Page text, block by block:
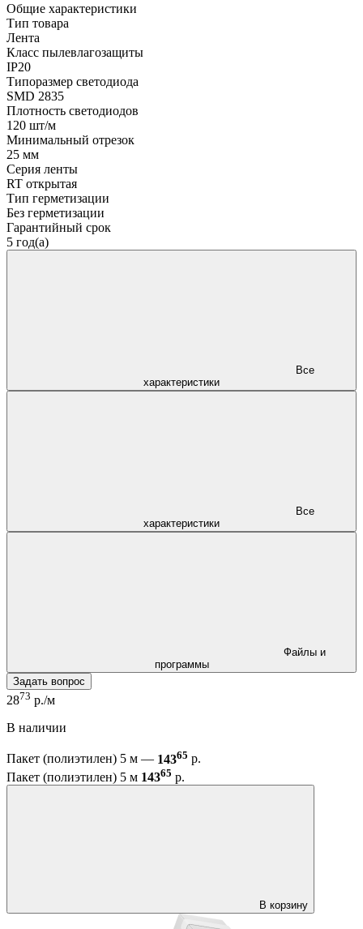
Общие характеристики
Тип товара
Лента
Класс пылевлагозащиты
IP20
Типоразмер светодиода
SMD 2835
Плотность светодиодов
120 шт/м
Минимальный отрезок
25 мм
Серия ленты
RT открытая
Тип герметизации
Без герметизации
Гарантийный срок
5 год(а)
характеристики
характеристики
программы
Задать вопрос
2873 р./м
В наличии
Пакет (полиэтилен) 5 м — 14365 р.
Пакет (полиэтилен) 5 м 14365 р.
В корзину